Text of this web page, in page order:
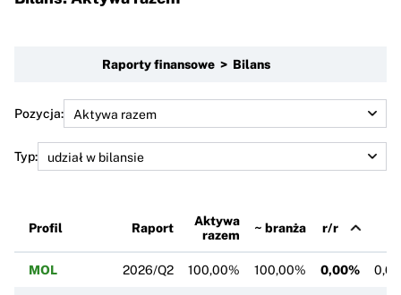
Raporty finansowe > Bilans
Pozycja:
Typ:
Profil Raport
Aktywa
razem
~ branża r/r
MOL 2026/Q2 100,00% 100,00% 0,00%